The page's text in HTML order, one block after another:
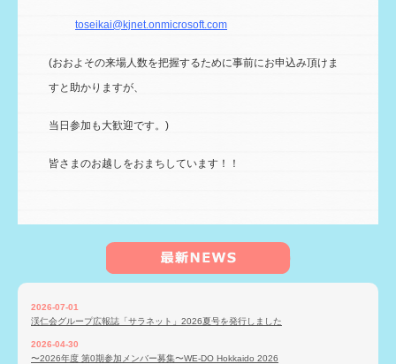
toseikai@kjnet.onmicrosoft.com
(おおよその来場人数を把握するために事前にお申込み頂けま
すと助かりますが、
当日参加も大歓迎です。)
皆さまのお越しをおまちしています！！
2026-07-01
渓仁会グループ広報誌「サラネット」2026夏号を発行しました
2026-04-30
〜2026年度 第0期参加メンバー募集〜WE-DO Hokkaido 2026